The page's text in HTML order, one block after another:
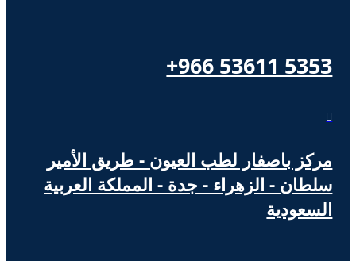
+966 53611 5353

مركز باصفار لطب العيون - طريق الأمير
سلطان - الزهراء - جدة - المملكة العربية
السعودية